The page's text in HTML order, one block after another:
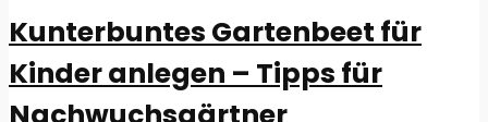
Kunterbuntes Gartenbeet für
Kinder anlegen – Tipps für